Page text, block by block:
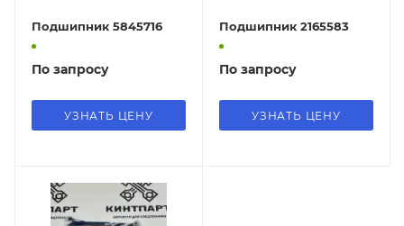
Подшипник 5845716
По запросу
УЗНАТЬ ЦЕНУ
Подшипник 2165583
По запросу
УЗНАТЬ ЦЕНУ